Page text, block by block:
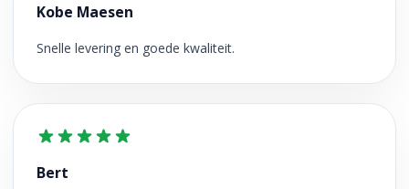
Kobe Maesen
Snelle levering en goede kwaliteit.
Bert